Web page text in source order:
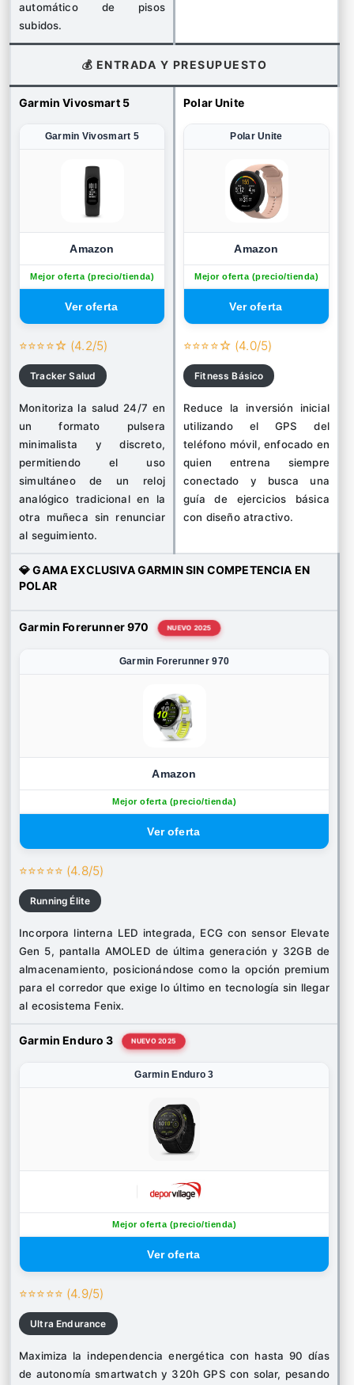
automático de pisos
subidos.
💰 ENTRADA Y PRESUPUESTO
Garmin Vivosmart 5
Garmin Vivosmart 5
Amazon
Mejor oferta (precio/tienda)
⭐⭐⭐⭐☆ (4.2/5)
Tracker Salud
Monitoriza la salud 24/7 en
un formato pulsera
minimalista y discreto,
permitiendo el uso
simultáneo de un reloj
analógico tradicional en la
otra muñeca sin renunciar
al seguimiento.
Polar Unite
Polar Unite
Amazon
Mejor oferta (precio/tienda)
⭐⭐⭐⭐☆ (4.0/5)
Fitness Básico
Reduce la inversión inicial
utilizando el GPS del
teléfono móvil, enfocado en
quien entrena siempre
conectado y busca una
guía de ejercicios básica
con diseño atractivo.
💎 GAMA EXCLUSIVA GARMIN SIN COMPETENCIA EN
POLAR
Garmin Forerunner 970 NUEVO 2025
Garmin Forerunner 970
Amazon
Mejor oferta (precio/tienda)
⭐⭐⭐⭐⭐ (4.8/5)
Running Élite
Incorpora linterna LED integrada, ECG con sensor Elevate
Gen 5, pantalla AMOLED de última generación y 32GB de
almacenamiento, posicionándose como la opción premium
para el corredor que exige lo último en tecnología sin llegar
al ecosistema Fenix.
Garmin Enduro 3 NUEVO 2025
Garmin Enduro 3
Mejor oferta (precio/tienda)
⭐⭐⭐⭐⭐ (4.9/5)
Ultra Endurance
Maximiza la independencia energética con hasta 90 días
de autonomía smartwatch y 320h GPS con solar, pesando